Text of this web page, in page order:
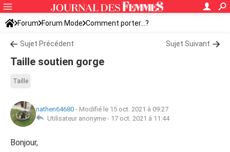
Forum Forum Mode Comment porter...?
Sujet Précédent Sujet Suivant
Taille soutien gorge
Taille
nathen64680 - Modifié le 15 oct. 2021 à 09:27
Utilisateur anonyme - 17 oct. 2021 à 11:44
Bonjour,